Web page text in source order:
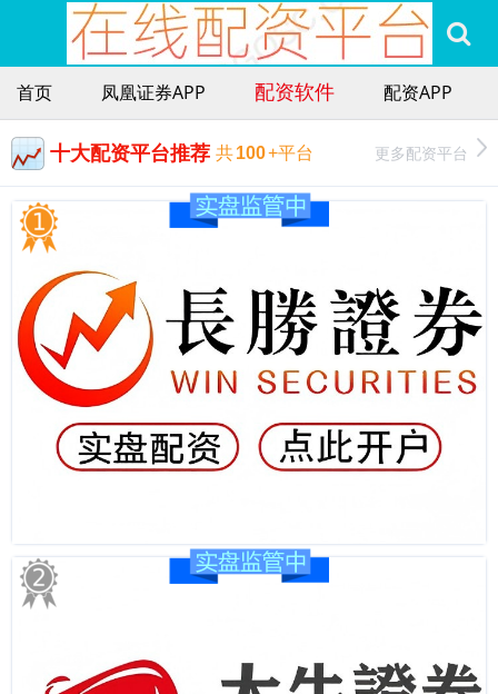
首页 凤凰证券APP 配资软件 配资APP
十大配资平台推荐 共100+平台 更多配资平台